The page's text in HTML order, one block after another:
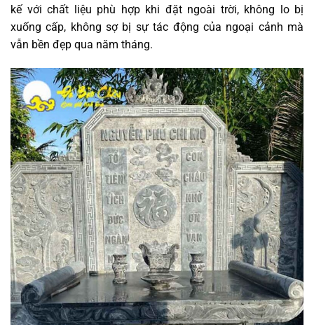
kế với chất liệu phù hợp khi đặt ngoài trời, không lo bị
xuống cấp, không sợ bị sự tác động của ngoại cảnh mà
vẫn bền đẹp qua năm tháng.